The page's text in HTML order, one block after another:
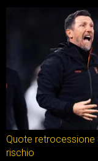
Quote retrocessione
rischio